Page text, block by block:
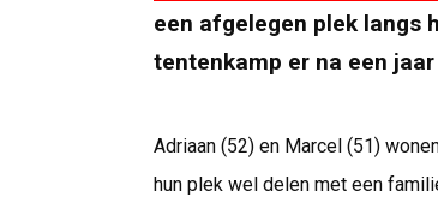
een afgelegen plek langs
tentenkamp er na een
Adriaan (52) en Marcel (51)
hun plek wel delen met een